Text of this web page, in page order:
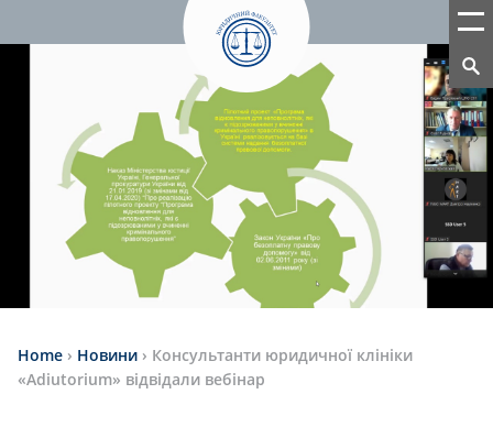
Home › Новини › Консультанти юридичної клініки
«Adiutorium» відвідали вебінар